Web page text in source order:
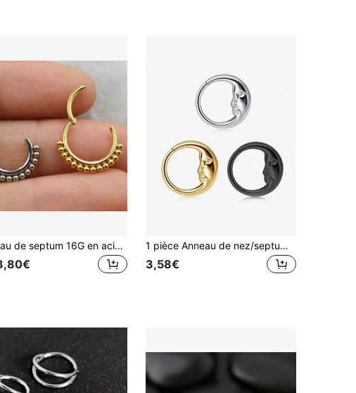
Anneau de septum 16G en acier inoxydable 316L, bijou de piercing corporel pour nez, convient pour septum/nez/cartilage d'oreille, boucles d'oreilles unisexes
1 pièce Anneau de nez/septum en titane 16G F136 en forme de croissant de lune, 1,2*8/10mm. Argent/Clicker de septum de nez, Or/Anneau de septum de nez articulé, Anneau de septum de nez en forme de croissant de lune
3,58€